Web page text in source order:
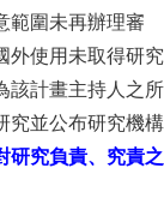
範圍未再辦理審
外使用未取得研究
該計畫主持人之所
究並公布研究機構
研究負責、究責之